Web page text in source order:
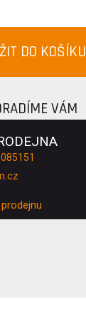
DO KOŠÍKU
VÁM